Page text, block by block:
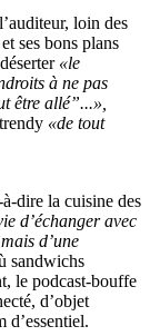
loin des
ses bons plans
«le
à ne pas
être allé”...»,
«de tout
dire la cuisine des
d’échanger avec
d’une
sandwichs
le podcast-bouffe
d’objet